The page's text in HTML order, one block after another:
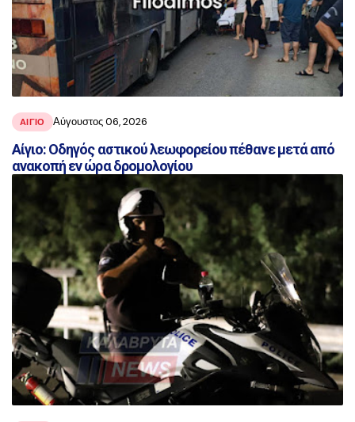
ΑΙΓΙΟ Αύγουστος 06, 2026
Αίγιο: Οδηγός αστικού λεωφορείου πέθανε μετά από
ανακοπή εν ώρα δρομολογίου